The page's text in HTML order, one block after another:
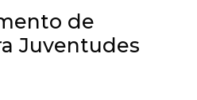
de
Juventudes